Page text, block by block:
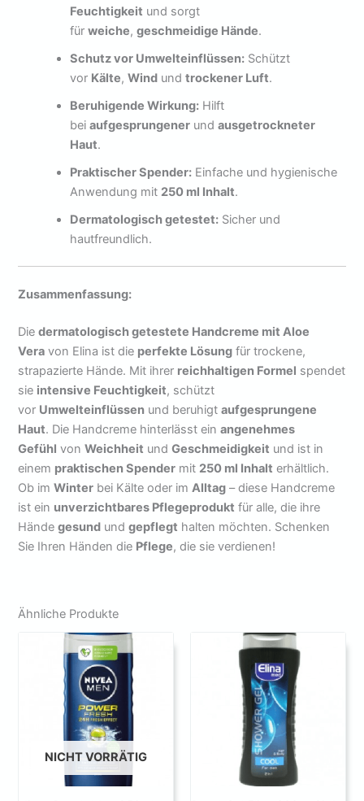
Feuchtigkeit und sorgt
fürweiche,geschmeidige Hände.
Schutz vor Umwelteinflüssen: Schützt
vor Kälte,Wind undtrockener Luft.
Beruhigende Wirkung: Hilft
beiaufgesprungener undausgetrockneter
Haut.
Praktischer Spender: Einfache und hygienische
Anwendung mit 250 ml Inhalt.
Dermatologisch getestet: Sicher und
hautfreundlich.
Zusammenfassung:
Diedermatologisch getestete Handcreme mit Aloe
Vera von Elina ist die perfekte Lösung für trockene,
strapazierte Hände. Mit ihrer reichhaltigen Formel spendet
sie intensive Feuchtigkeit, schützt
vor Umwelteinflüssen und beruhigtaufgesprungene
Haut. Die Handcreme hinterlässt einangenehmes
Gefühl vonWeichheit undGeschmeidigkeit und ist in
einem praktischen Spender mit 250 ml Inhalt erhältlich.
Ob imWinter bei Kälte oder imAlltag – diese Handcreme
ist ein unverzichtbares Pflegeprodukt für alle, die ihre
Händegesund undgepflegt halten möchten. Schenken
Sie Ihren Händen die Pflege, die sie verdienen!
Ähnliche Produkte
NICHT VORRÄTIG